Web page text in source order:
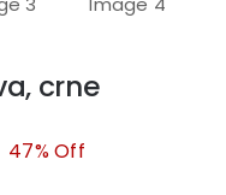
crne
47% Off